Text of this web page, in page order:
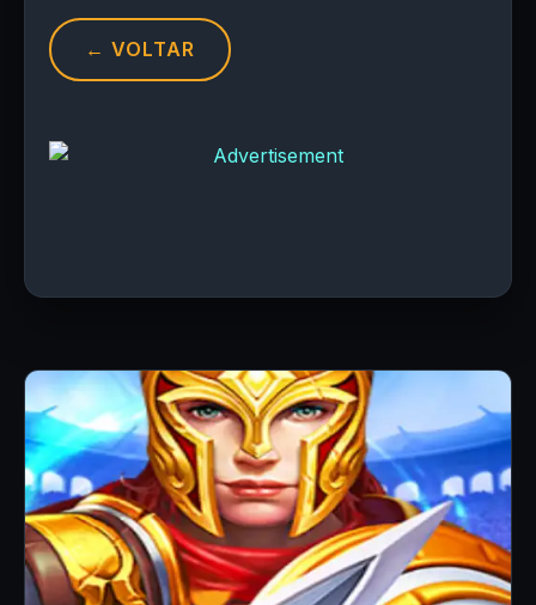
← VOLTAR